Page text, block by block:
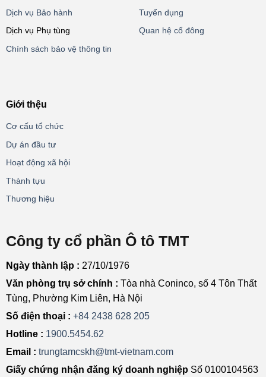
Dịch vụ Bảo hành
Dịch vụ Phụ tùng
Chính sách bảo vệ thông tin
Tuyển dụng
Quan hệ cổ đông
Giới thệu
Cơ cấu tổ chức
Dự án đầu tư
Hoạt động xã hội
Thành tựu
Thương hiệu
Công ty cổ phần Ô tô TMT
Ngày thành lập : 27/10/1976
Văn phòng trụ sở chính : Tòa nhà Coninco, số 4 Tôn Thất
Tùng, Phường Kim Liên, Hà Nội
Số điện thoại : +84 2438 628 205
Hotline : 1900.5454.62
Email : trungtamcskh@tmt-vietnam.com
Giấy chứng nhận đăng ký doanh nghiệp Số 0100104563